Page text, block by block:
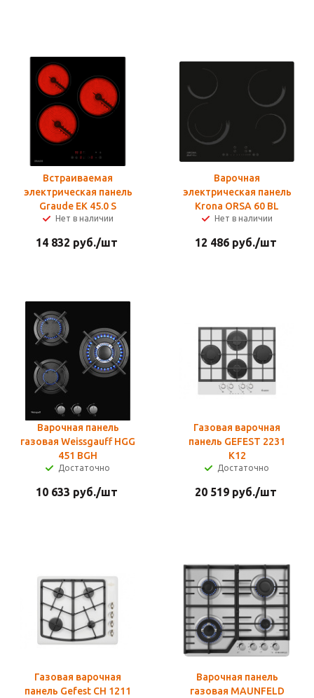
Встраиваемая
электрическая панель
Graude EK 45.0 S
Нет в наличии
14 832 руб./шт
Варочная
электрическая панель
Krona ORSA 60 BL
Нет в наличии
12 486руб./шт
Варочная панель
газовая Weissgauff HGG
451 BGH
Достаточно
10 633 руб./шт
Газовая варочная
панель GEFEST 2231
К12
Достаточно
20 519руб./шт
Газовая варочная
панель Gefest СН 1211
Варочная панель
газовая MAUNFELD